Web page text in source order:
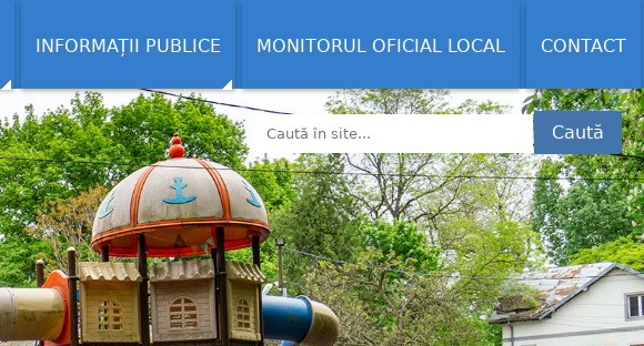
INFORMAȚII PUBLICE MONITORUL OFICIAL LOCAL CONTACT
Caută